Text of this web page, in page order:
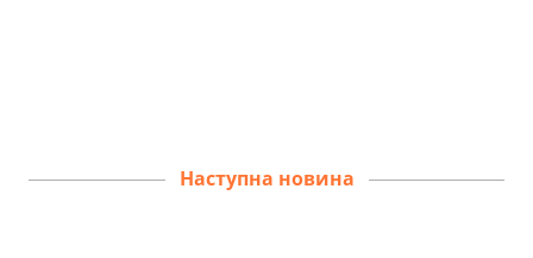
Наступна новина